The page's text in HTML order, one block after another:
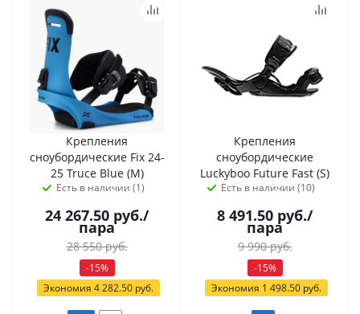
Крепления
сноубордические Fix 24-
25 Truce Blue (M)
Есть в наличии (1)
24 267.50 руб./
пара
28 550руб.
-15%
Экономия 4 282.50руб.
Крепления
сноубордические
Luckyboo Future Fast (S)
Есть в наличии (10)
8 491.50 руб./
пара
9 990руб.
-15%
Экономия 1 498.50руб.